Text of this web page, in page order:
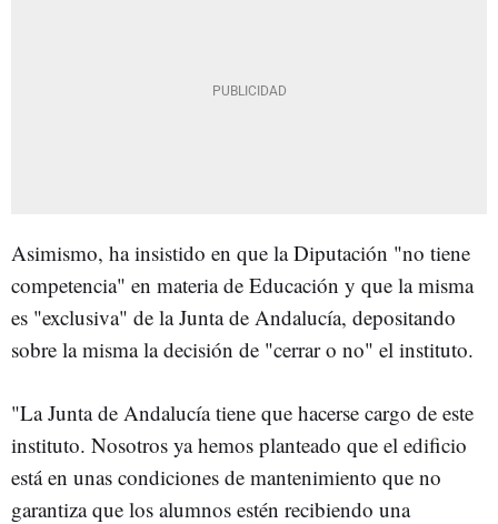
Asimismo, ha insistido en que la Diputación "no tiene
competencia" en materia de Educación y que la misma
es "exclusiva" de la Junta de Andalucía, depositando
sobre la misma la decisión de "cerrar o no" el instituto.
"La Junta de Andalucía tiene que hacerse cargo de este
instituto. Nosotros ya hemos planteado que el edificio
está en unas condiciones de mantenimiento que no
garantiza que los alumnos estén recibiendo una